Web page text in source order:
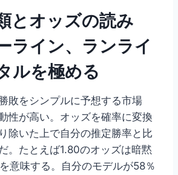
とオッズの読み
ライン、ランライ
ルを極める
敗をシンプルに予想する市場
性が高い。オッズを確率に変換
除いた上で自分の推定勝率と比
。たとえば1.80のオッズは暗黙
意味する。自分のモデルが58％